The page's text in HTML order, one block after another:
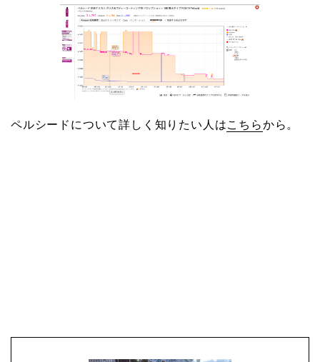
ペルシードについて詳しく知りたい人はこちらから。